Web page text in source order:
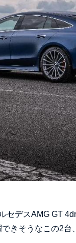
セデスAMG GT
きそうなこの2台